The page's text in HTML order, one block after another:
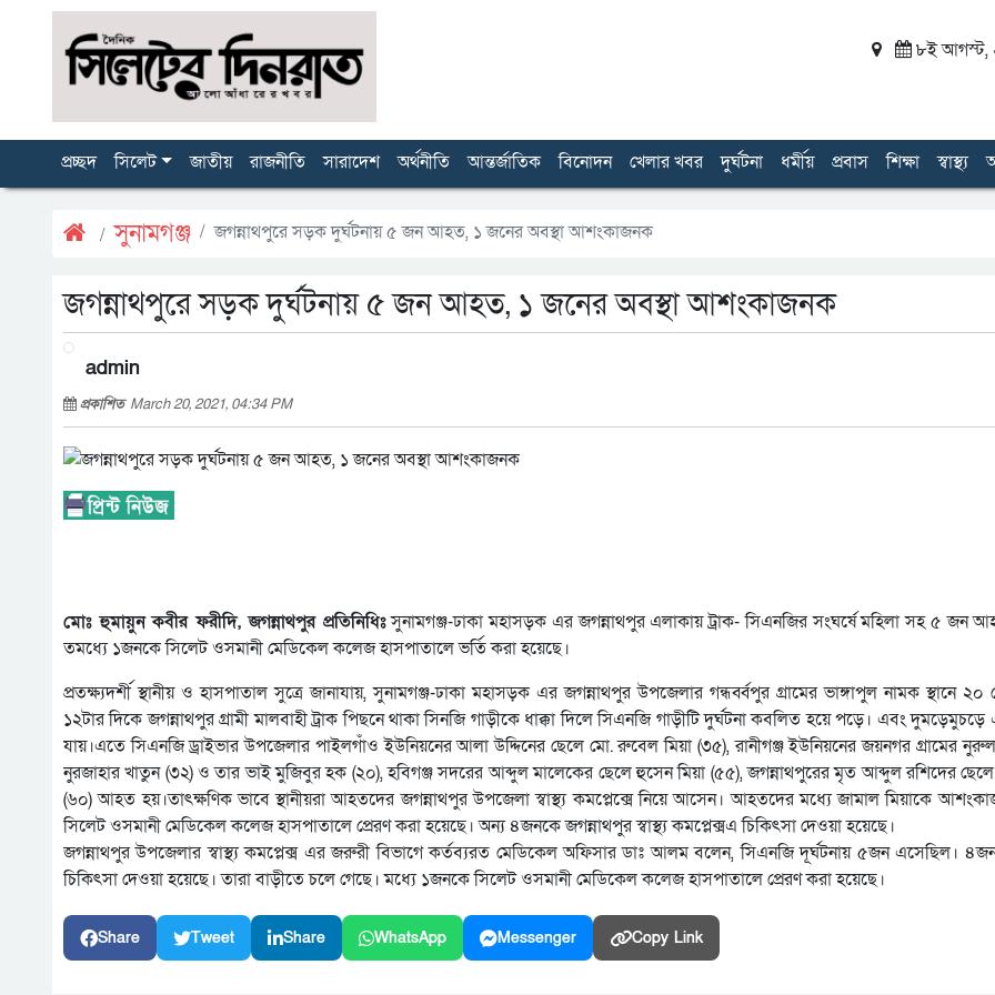
৮ই আগস্ট,
প্রচ্ছদ সিলেট জাতীয় রাজনীতি সারাদেশ অর্থনীতি আন্তর্জাতিক বিনোদন খেলার খবর দুর্ঘটনা ধর্মীয় প্রবাস শিক্ষা স্বাস্থ্য
সুনামগঞ্জ জগন্নাথপুরে সড়ক দুর্ঘটনায় ৫ জন আহত, ১ জনের অবস্থা আশংকাজনক
জগন্নাথপুরে সড়ক দুর্ঘটনায় ৫ জন আহত, ১ জনের অবস্থা আশংকাজনক
admin
প্রকাশিত March 20, 2021, 04:34 PM
মোঃ হুমায়ুন কবীর ফরীদি, জগন্নাথপুর প্রতিনিধিঃসুনামগঞ্জ-ঢাকা মহাসড়ক এর জগন্নাথপুর এলাকায় ট্রাক- সিএনজির সংঘর্ষে মহিলা সহ ৫ জন
তমধ্যে ১জনকে সিলেট ওসমানী মেডিকেল কলেজ হাসপাতালে ভর্তি করা হয়েছে।
প্রতক্ষ্যদর্শী স্থানীয় ও হাসপাতাল সুত্রে জানাযায়, সুনামগঞ্জ-ঢাকা মহাসড়ক এর জগন্নাথপুর উপজেলার গন্ধর্ব্বপুর গ্রামের ভাঙ্গাপুল নামক স্থানে ২০
১২টার দিকে জগন্নাথপুর গ্রামী মালবাহী ট্রাক পিছনে থাকা সিনজি গাড়ীকে ধাক্কা দিলে সিএনজি গাড়ীটি দুর্ঘটনা কবলিত হয়ে পড়ে। এবং
যায়।এতে সিএনজি ড্রাইভার উপজেলার পাইলগাঁও ইউনিয়নের আলা উদ্দিনের ছেলে মো. রুবেল মিয়া (৩৫), রানীগঞ্জ ইউনিয়নের জয়নগর গ্রামের
নুরজাহার খাতুন (৩২) ও তার ভাই মুজিবুর হক (২০), হবিগঞ্জ সদরের আব্দুল মালেকের ছেলে হুসেন মিয়া (৫৫), জগন্নাথপুরের মৃত আব্দুল রশিদের ছেলে
(৬০) আহত হয়।তাৎক্ষণিক ভাবে স্থানীয়রা আহতদের জগন্নাথপুর উপজেলা স্বাস্থ্য কমপ্লেক্সে নিয়ে আসেন। আহতদের মধ্যে জামাল মিয়াকে
সিলেট ওসমানী মেডিকেল কলেজ হাসপাতালে প্রেরণ করা হয়েছে। অন্য ৪জনকে জগন্নাথপুর স্বাস্থ্য কমপ্লেক্সএ চিকিৎসা দেওয়া হয়েছে।
জগন্নাথপুর উপজেলার স্বাস্থ্য কমপ্লেক্স এর জরুরী বিভাগে কর্তব্যরত মেডিকেল অফিসার ডাঃ আলম বলেন, সিএনজি দূর্ঘটনায় ৫জন এসেছিল।
চিকিৎসা দেওয়া হয়েছে। তারা বাড়ীতে চলে গেছে। মধ্যে ১জনকে সিলেট ওসমানী মেডিকেল কলেজ হাসপাতালে প্রেরণ করা হয়েছে।
Share Tweet Share WhatsApp Messenger Copy Link